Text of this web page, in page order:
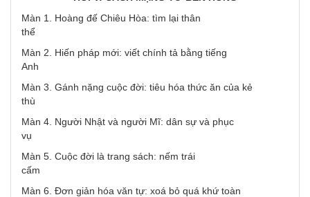
Màn 1. Hoàng đế Chiêu Hòa: tìm lại thân
thể
Màn 2. Hiến pháp mới: viết chính tả bằng tiếng
Anh
Màn 3. Gánh nặng cuộc đời: tiêu hóa thức ăn của kẻ
thù
Màn 4. Người Nhật và người Mĩ: dân sự và phục
vụ
Màn 5. Cuộc đời là trang sách: nếm trái
cấm
Màn 6. Đơn giản hóa văn tự: xoá bỏ quá khứ toàn